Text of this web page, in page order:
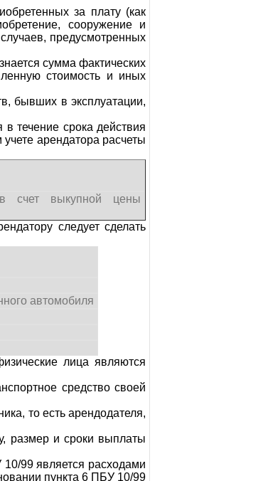
за плату (как
сооружение и
предусмотренных
сумма фактических
стоимость и иных
бывших в эксплуатации,
течение срока действия
арендатора расчеты
счет выкупной цены
следует сделать
автомобиля
лица являются
средство своей
то есть арендодателя,
размер и сроки выплаты
99 является расходами
пункта 6 ПБУ 10/99